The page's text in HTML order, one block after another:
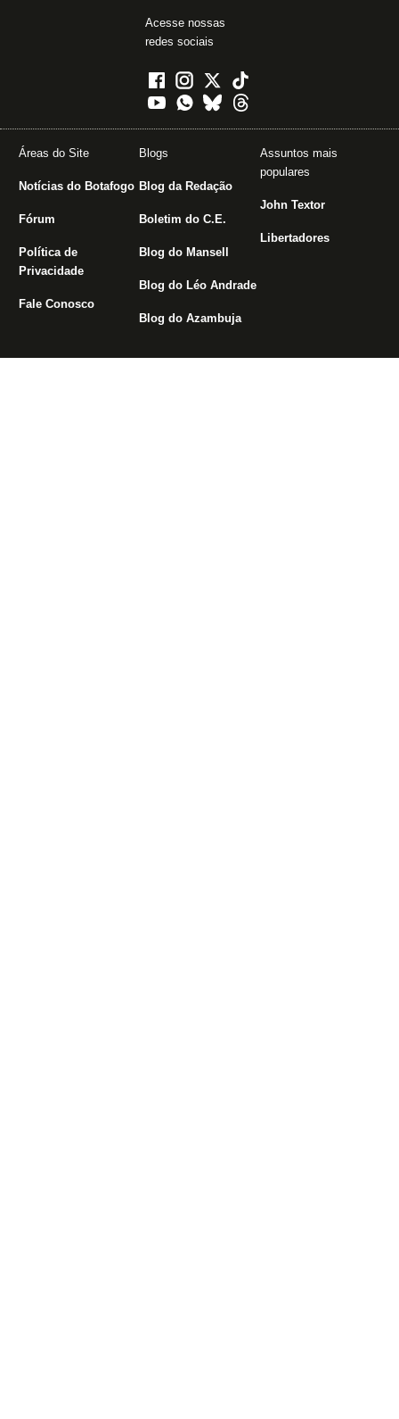
Acesse nossas
redes sociais
Áreas do Site
Notícias do Botafogo
Fórum
Política de
Privacidade
Fale Conosco
Blogs
Blog da Redação
Boletim do C.E.
Blog do Mansell
Blog do Léo Andrade
Blog do Azambuja
Assuntos mais
populares
John Textor
Libertadores